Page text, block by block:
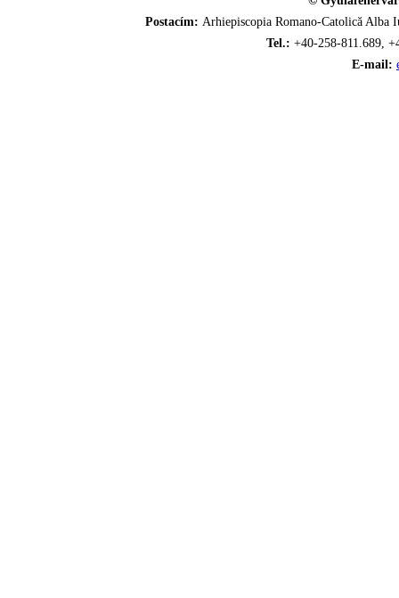
Postacím: Arhiepiscopia Romano-Catolică
Tel.: +40-258-811.689,
E-mail: